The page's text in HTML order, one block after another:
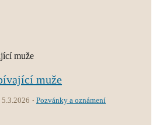
muže
5.3.2026 Pozvánky a oznámení